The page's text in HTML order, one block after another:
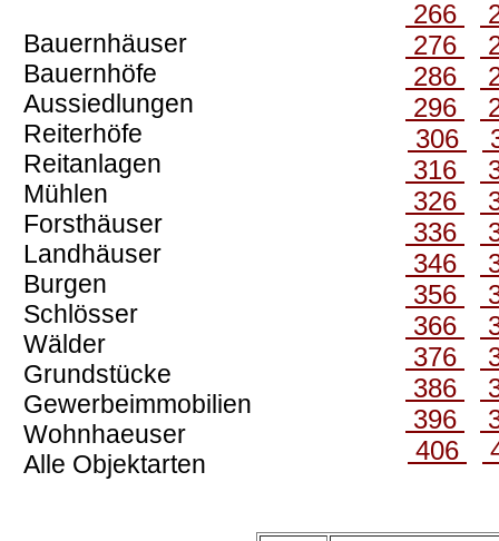
Bauernhäuser
Bauernhöfe
Aussiedlungen
Reiterhöfe
Reitanlagen
Mühlen
Forsthäuser
Landhäuser
Burgen
Schlösser
Wälder
Grundstücke
Gewerbeimmobilien
Wohnhaeuser
Alle Objektarten
266
276
286
296
306
316
326
336
346
356
366
376
386
396
406